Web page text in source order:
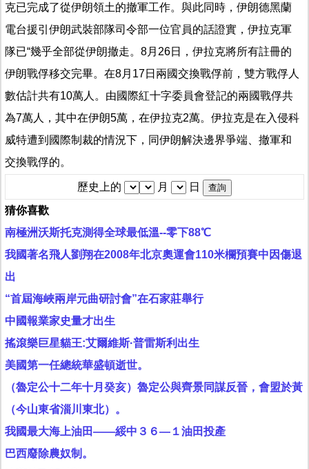
克已完成了從伊朗領土的撤軍工作。與此同時，伊朗德黑蘭
電台援引伊朗武裝部隊司令部一位官員的話證實，伊拉克軍
隊已“幾乎全部從伊朗撤走。8月26日，伊拉克將所有註冊的
伊朗戰俘移交完畢。在8月17日兩國交換戰俘前，雙方戰俘人
數估計共有10萬人。由國際紅十字委員會登記的兩國戰俘共
為7萬人，其中在伊朗5萬，在伊拉克2萬。伊拉克是在入侵科
威特遭到國際制裁的情況下，同伊朗解決邊界爭端、撤軍和
交換戰俘的。
歷史上的 月 日
猜你喜歡
南極洲沃斯托克測得全球最低溫--零下88℃
我國著名飛人劉翔在2008年北京奧運會110米欄預賽中因傷退
出
“首屆海峽兩岸元曲研討會”在石家莊舉行
中國報業家史量才出生
搖滾樂巨星貓王:艾爾維斯·普雷斯利出生
美國第一任總統華盛頓逝世。
（魯定公十二年十月癸亥）魯定公與齊景同謀反晉，會盟於黃
（今山東省淄川東北）。
我國最大海上油田——綏中３６—１油田投產
巴西廢除農奴制。